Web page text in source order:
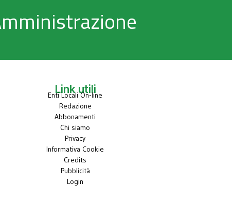
Link utili
Enti Locali On-line
Redazione
Abbonamenti
Chi siamo
Privacy
Informativa Cookie
Credits
Pubblicità
Login